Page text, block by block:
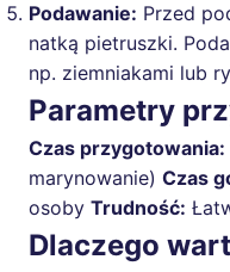
Podawanie: Przed
natką pietruszki.
np. ziemniakami lub
Parametry
Czas przygotowania:
marynowanie) Czas
osoby Trudność:
Dlaczego